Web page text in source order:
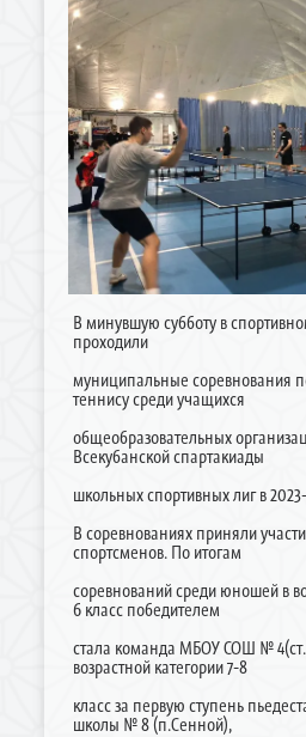
В минувшую субботу в
проходили
муниципальные соревнования
теннису среди учащихся
общеобразовательных
Всекубанской спартакиады
школьных спортивных лиг в
В соревнованиях приняли
спортсменов. По итогам
соревнований среди юношей в
6 класс победителем
стала команда МБОУ СОШ №
возрастной категории 7-8
класс за первую ступень
школы № 8 (п.Сенной),